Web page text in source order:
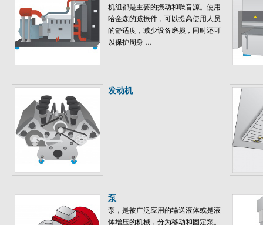
机组都是主要的振动和噪音源。使用
哈金森的减振件，可以提高使用人员
的舒适度，减少设备磨损，同时还可
以保护周身 …
发动机
泵
泵，是被广泛应用的输送液体或是液
体增压的机械，分为移动和固定泵。